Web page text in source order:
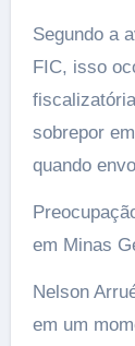
Segundo a
FIC, isso
sobrepor
quando
em Minas
Nelson
em um